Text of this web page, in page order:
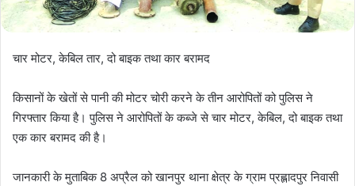
चार मोटर, केबिल तार, दो बाइक तथा कार बरामद
किसानों के खेतों से पानी की मोटर चोरी करने के तीन आरोपितों को पुलिस ने
गिरफ्तार किया है। पुलिस ने आरोपितों के कब्जे से चार मोटर, केबिल, दो बाइक तथा
एक कार बरामद की है।
जानकारी के मुताबिक 8 अप्रैल को खानपुर थाना क्षेत्र के ग्राम प्रह्लादपुर निवासी